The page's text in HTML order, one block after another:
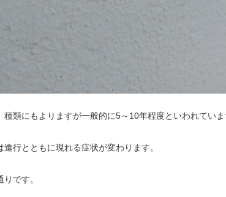
種類にもよりますが一般的に5～10年程度といわれてい
行とともに現れる症状が変わります。
です。